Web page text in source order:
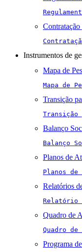
Instrumentos de
Mapa de
Mapa de
Transição
Balanço
Balanço
Planos de
Planos
Relatórios
Relatório
Quadro de
Quadro
Programa